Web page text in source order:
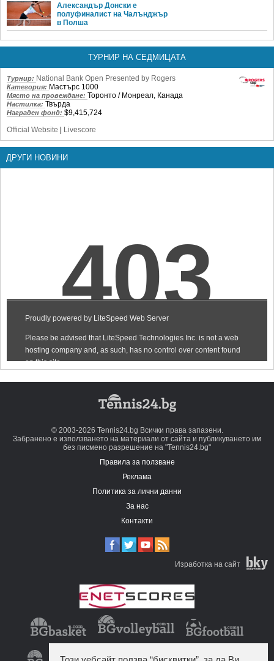
Александър Донски е
полуфиналист на Чалънджър
в Полша
ТУРНИР НА СЕДМИЦАТА
Турнир: National Bank Open Presented by Rogers
Категория: Мастърс 1000
Място на провеждане: Торонто / Монреал, Канада
Настилка: Твърда
Награден фонд: $9,415,724
Official Website
Livescore
ДРУГИ НОВИНИ
© 2003-2026 Tennis24.bg Всички права запазени.
Забранено е използването на материали от сайта и публикуването им
без писмено разрешение на "Tennis24.bg"
Правила за ползване
Реклама
Политика за лични данни
За нас
Контакти
Изработка на сайт